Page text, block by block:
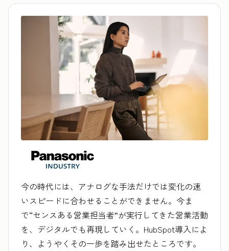
今の時代には、アナログな手法だけでは変化の速
いスピードに合わせることができません。今ま
で“センスある営業担当者”が実行してきた営業活動
を、デジタルでも再現していく。HubSpot導入によ
り、ようやくその一歩を踏み出せたところです。